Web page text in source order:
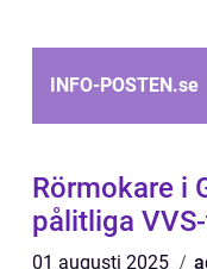
INFO-POSTEN.se
Rörmokare i
pålitliga
01 augusti 2025